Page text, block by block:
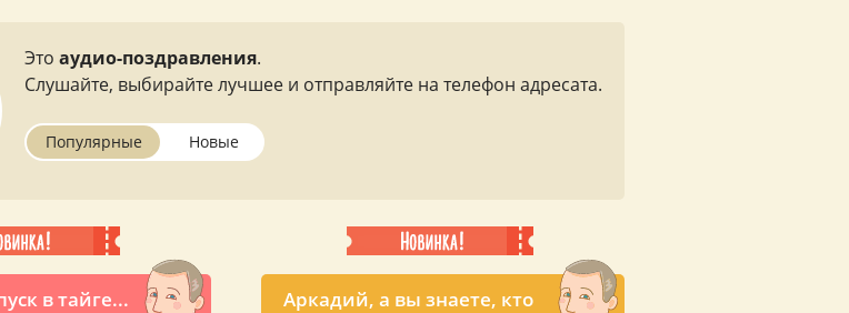
Это аудио-поздравления.
Слушайте, выбирайте лучшее и отправляйте на телефон адресата.
Популярные Новые
в тайге...
Аркадий, а вы знаете, кто